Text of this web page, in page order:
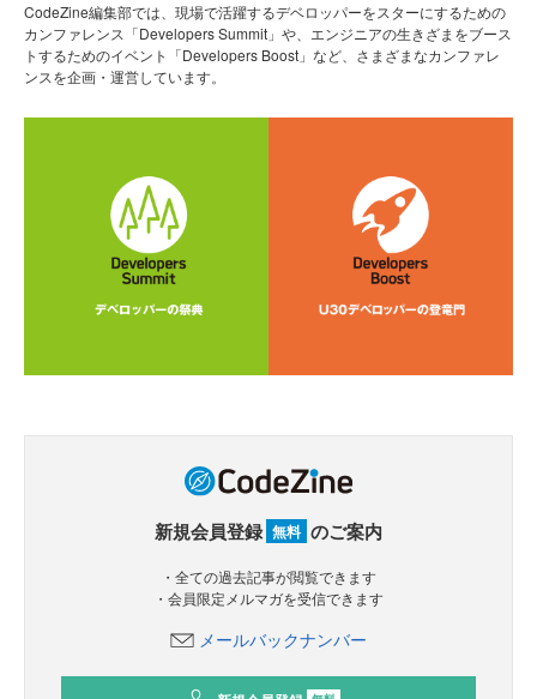
CodeZine編集部では、現場で活躍するデベロッパーをスターにするための
カンファレンス「Developers Summit」や、エンジニアの生きざまをブース
トするためのイベント「Developers Boost」など、さまざまなカンファレ
ンスを企画・運営しています。
新規会員登録 無料 のご案内
・全ての過去記事が閲覧できます
・会員限定メルマガを受信できます
メールバックナンバー